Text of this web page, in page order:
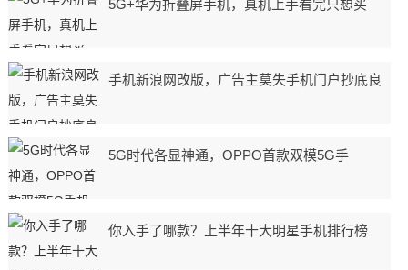
5G+华为折叠屏手机，真机上手看完只想买
手机新浪网改版，广告主莫失手机门户抄底良
5G时代各显神通，OPPO首款双模5G手
你入手了哪款？上半年十大明星手机排行榜